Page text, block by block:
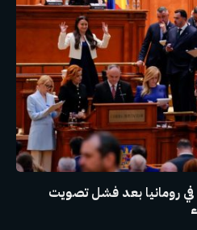
في رومانيا بعد فشل تصويت